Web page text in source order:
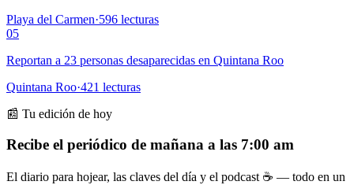
Playa del Carmen·596 lecturas
05
Reportan a 23 personas desaparecidas en Quintana Roo
Quintana Roo·421 lecturas
📰 Tu edición de hoy
Recibe el periódico de mañana a las 7:00 am
El diario para hojear, las claves del día y el podcast ☕ — todo en un